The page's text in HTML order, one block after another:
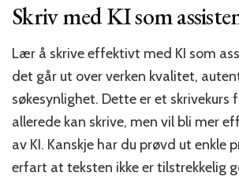
Skriv med KI som
Lær å skrive effektivt med KI som
det går ut over verken kvalitet,
søkesynlighet. Dette er et skrivekurs
allerede kan skrive, men vil bli mer
av KI. Kanskje har du prøvd ut enkle
erfart at teksten ikke er tilstrekkelig